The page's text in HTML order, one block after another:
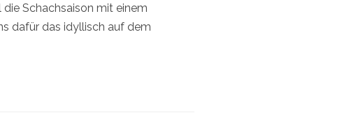
Schachsaison mit einem
dafür das idyllisch auf dem